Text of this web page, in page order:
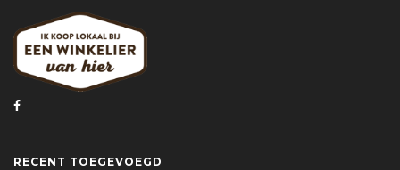
RECENT TOEGEVOEGD